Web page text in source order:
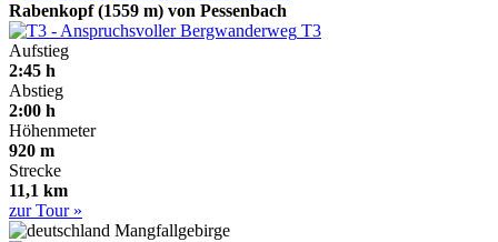
Rabenkopf (1559 m) von Pessenbach
T3
Aufstieg
2:45 h
Abstieg
2:00 h
Höhenmeter
920 m
Strecke
11,1 km
zur Tour »
Mangfallgebirge